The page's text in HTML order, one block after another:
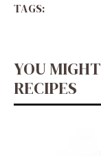
TAGS:
YOU
RECIPES